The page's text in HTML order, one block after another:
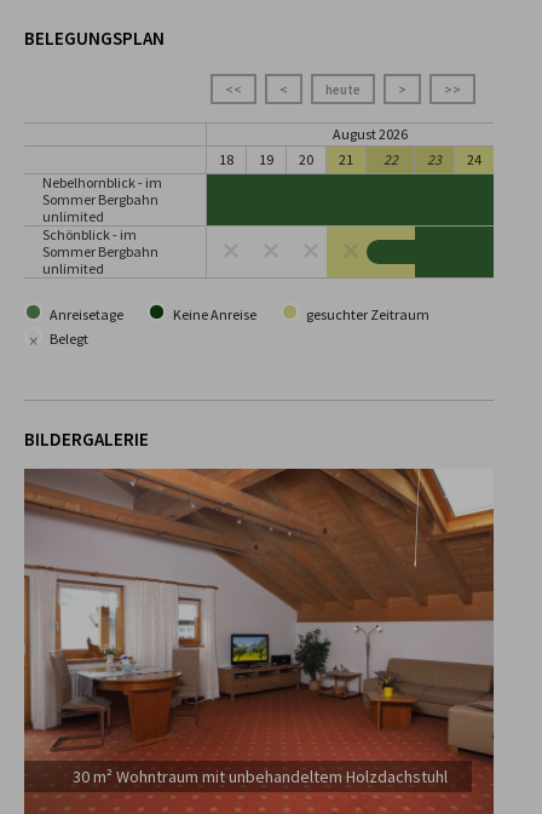
BELEGUNGSPLAN
<< < heute > >>
August 2026
18
19 20 21 22 23 24
Nebelhornblick - im
Sommer Bergbahn
unlimited
Schönblick - im
Sommer Bergbahn
unlimited
Anreisetage Keine Anreise gesuchter Zeitraum
× Belegt
BILDERGALERIE
30 m² Wohntraum mit unbehandeltem Holzdachstuhl